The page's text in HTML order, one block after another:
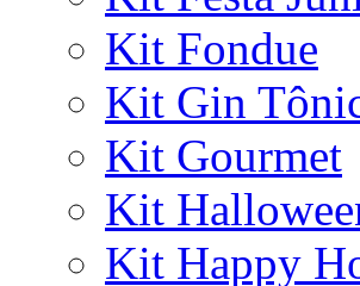
Kit Fondue
Kit Gin
Kit Gourmet
Kit
Kit Happy